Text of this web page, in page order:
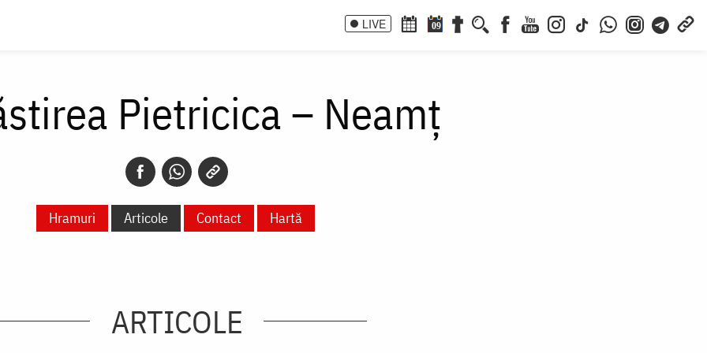
LIVE 09
Pietricica – Neamț
Hramuri Articole Contact Hartă
ARTICOLE